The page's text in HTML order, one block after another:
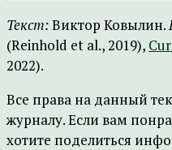
Текст:Виктор Ковылин.
(Reinhold et al., 2019),
2022).
Все права на данный
журналу. Если вам
хотите поделиться